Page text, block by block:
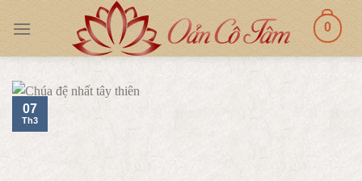
0
07
Th3